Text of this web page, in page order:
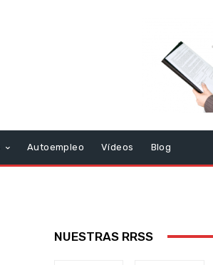
Autoempleo Vídeos Blog
NUESTRAS RRSS